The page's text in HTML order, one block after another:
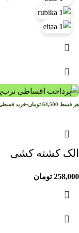
هر قسط 64,500 تومان•خرید قسطی
الک کشته کشی
258,000 تومان